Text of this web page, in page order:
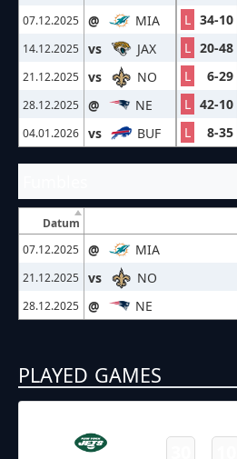
07.12.2025 @ MIA L 34-10
14.12.2025 vs JAX L 20-48
21.12.2025 vs NO L 6-29
28.12.2025 @ NE L 42-10
04.01.2026 vs BUF L 8-35
Datum
07.12.2025 @ MIA
21.12.2025 vs NO
28.12.2025 @ NE
PLAYED GAMES